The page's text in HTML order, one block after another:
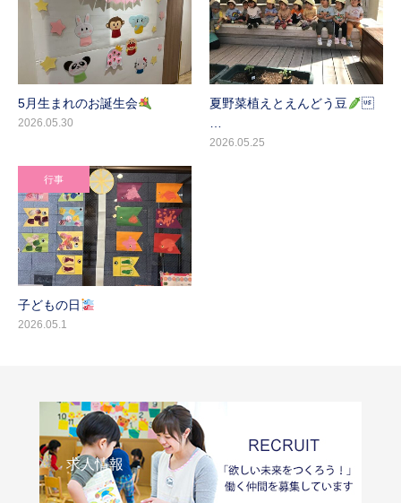
5月生まれのお誕生会
2026.05.30
夏野菜植えとえんどう豆
2026.05.25
行事
子どもの日
2026.05.1
求人情報